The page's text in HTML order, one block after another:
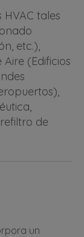
tales
etc.),
(Edificios
de
un